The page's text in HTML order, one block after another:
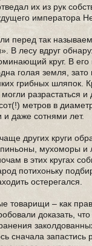
их из рук
императора
перед так
В лесу вдруг
круг. В его
голая земля,
грибных шляпок.
разрастаться
метров в
и даже сотнями лет.
других круги
мухоморы и
в этих кругах
потихоньку
остерегался.
товарищи – как
доказать,
сначала запастись